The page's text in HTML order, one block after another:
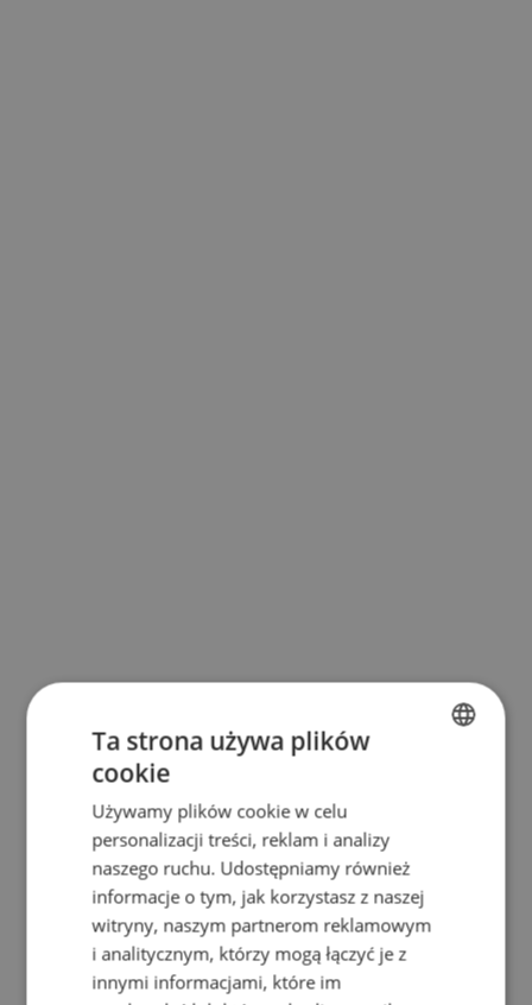
RUSSIAN
GERMAN
FRENCH
Ta strona używa plików
cookie
Używamy plików cookie w celu
personalizacji treści, reklam i analizy
naszego ruchu. Udostępniamy również
informacje o tym, jak korzystasz z naszej
witryny, naszym partnerom reklamowym
i analitycznym, którzy mogą łączyć je z
innymi informacjami, które im